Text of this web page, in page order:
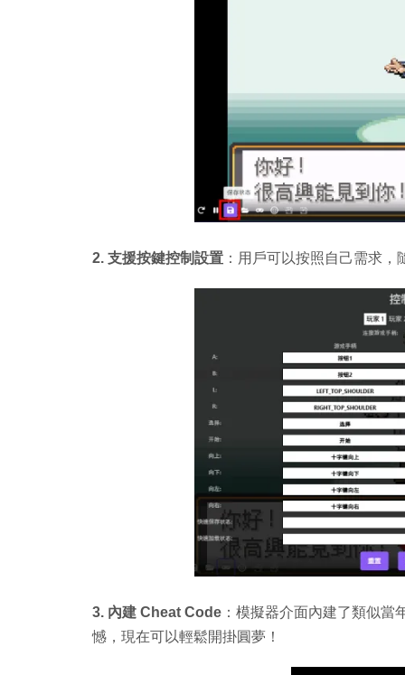
2. 支援按鍵控制設置 ：用戶可以按照自己需求
3. 內建 Cheat Code ：模擬器介面內建了類似
憾，現在可以輕鬆開掛圓夢！